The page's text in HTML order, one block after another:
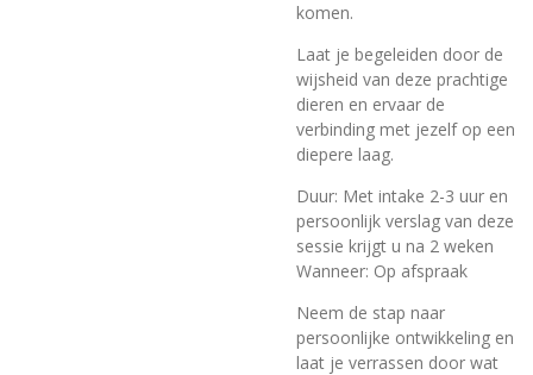
komen.
Laat je begeleiden door de
wijsheid van deze prachtige
dieren en ervaar de
verbinding met jezelf op een
diepere laag.
Duur: Met intake 2-3 uur en
persoonlijk verslag van deze
sessie krijgt u na 2 weken
Wanneer: Op afspraak
Neem de stap naar
persoonlijke ontwikkeling en
laat je verrassen door wat